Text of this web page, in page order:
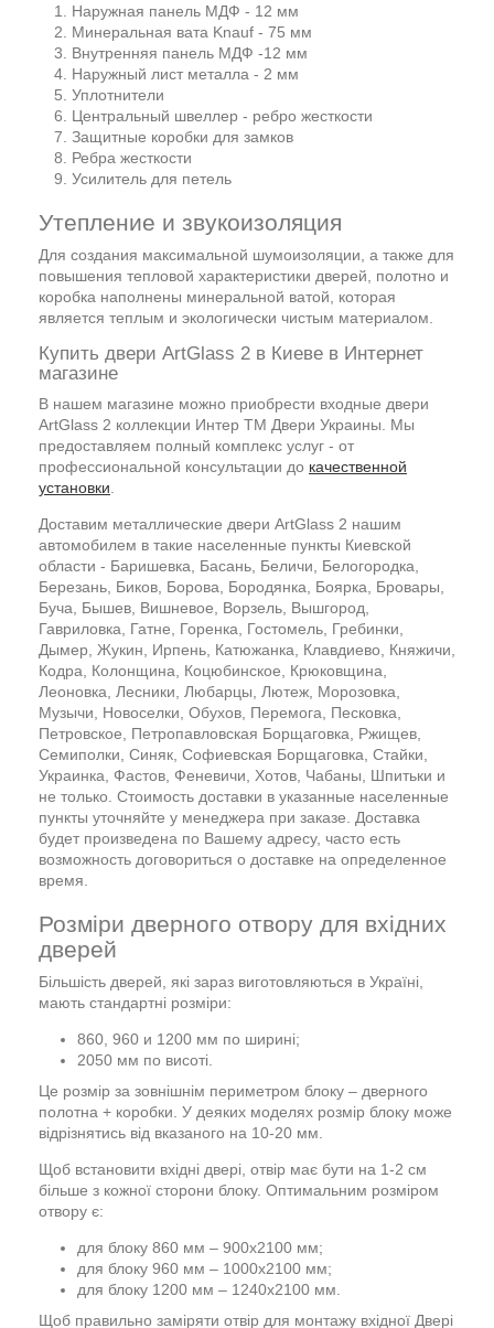
Наружная панель МДФ - 12 мм
Минеральная вата Knauf - 75 мм
Внутренняя панель МДФ -12 мм
Наружный лист металла - 2 мм
Уплотнители
Центральный швеллер - ребро жесткости
Защитные коробки для замков
Ребра жесткости
Усилитель для петель
Утепление и звукоизоляция
Для создания максимальной шумоизоляции, а также для
повышения тепловой характеристики дверей, полотно и
коробка наполнены минеральной ватой, которая
является теплым и экологически чистым материалом.
Купить двери ArtGlass 2 в Киеве в Интернет
магазине
В нашем магазине можно приобрести входные двери
ArtGlass 2 коллекции Интер ТМ Двери Украины. Мы
предоставляем полный комплекс услуг - от
профессиональной консультации до качественной
установки
Доставим металлические двери ArtGlass 2 нашим
автомобилем в такие населенные пункты Киевской
области - Баришевка, Басань, Беличи, Белогородка,
Березань, Биков, Борова, Бородянка, Боярка, Бровары,
Буча, Бышев, Вишневое, Ворзель, Вышгород,
Гавриловка, Гатне, Горенка, Гостомель, Гребинки,
Дымер, Жукин, Ирпень, Катюжанка, Клавдиево, Княжичи,
Кодра, Колонщина, Коцюбинское, Крюковщина,
Леоновка, Лесники, Любарцы, Лютеж, Морозовка,
Музычи, Новоселки, Обухов, Перемога, Песковка,
Петровское, Петропавловская Борщаговка, Ржищев,
Семиполки, Синяк, Софиевская Борщаговка, Стайки,
Украинка, Фастов, Феневичи, Хотов, Чабаны, Шпитьки и
не только. Стоимость доставки в указанные населенные
пункты уточняйте у менеджера при заказе. Доставка
будет произведена по Вашему адресу, часто есть
возможность договориться о доставке на определенное
время.
Розміри дверного отвору для вхідних
дверей
Більшість дверей, які зараз виготовляються в Україні,
мають стандартні розміри:
860, 960 и 1200 мм по ширині;
2050 мм по висоті.
Це розмір за зовнішнім периметром блоку – дверного
полотна + коробки. У деяких моделях розмір блоку може
відрізнятись від вказаного на 10-20 мм.
Щоб встановити вхідні двері, отвір має бути на 1-2 см
більше з кожної сторони блоку. Оптимальним розміром
отвору є:
для блоку 860 мм – 900х2100 мм;
для блоку 960 мм – 1000х2100 мм;
для блоку 1200 мм – 1240х2100 мм.
Щоб правильно заміряти отвір для монтажу вхідної Двері